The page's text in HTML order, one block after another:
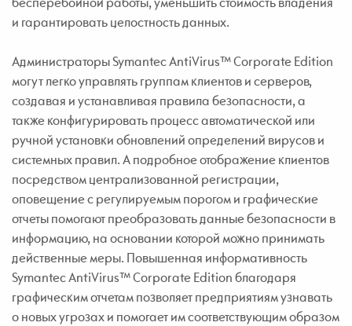
и гарантировать целостность данных.
Администраторы Symantec AntiVirus™ Corporate Edition
могут легко управлять группам клиентов и серверов,
создавая и устанавливая правила безопасности, а
также конфигурировать процесс автоматической или
ручной установки обновлений определений вирусов и
системных правил. А подробное отображение клиентов
посредством централизованной регистрации,
оповещение с регулируемым порогом и графические
отчеты помогают преобразовать данные безопасности в
информацию, на основании которой можно принимать
действенные меры. Повышенная информативность
Symantec AntiVirus™ Corporate Edition благодаря
графическим отчетам позволяет предприятиям узнавать
о новых угрозах и помогает им соответствующим образом